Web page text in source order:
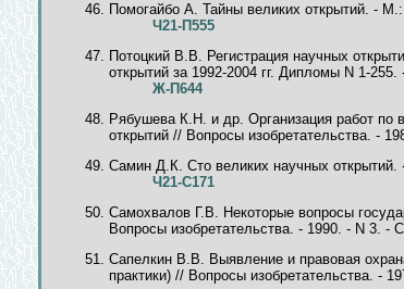
Помогайбо А. Тайны великих открытий. -
Ч21-П555
Потоцкий В.В. Регистрация научных
открытий за 1992-2004 гг. Дипломы N 1-
Ж-П644
Рябушева К.Н. и др. Организация работ по
открытий // Вопросы изобретательства. -
Самин Д.К. Сто великих научных
Ч21-С171
Самохвалов Г.В. Некоторые вопросы
Вопросы изобретательства. - 1990. - N 3. -
Сапелкин В.В. Выявление и правовая
практики) // Вопросы изобретательства. -